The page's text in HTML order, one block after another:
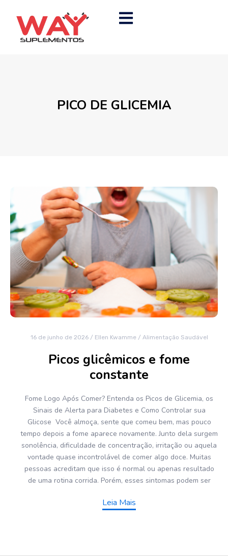
PICO DE GLICEMIA
16 de junho de 2026 / Ellen Kwamme / Alimentação Saudável
Picos glicêmicos e fome
constante
Fome Logo Após Comer? Entenda os Picos de Glicemia, os
Sinais de Alerta para Diabetes e Como Controlar sua
Glicose Você almoça, sente que comeu bem, mas pouco
tempo depois a fome aparece novamente. Junto dela surgem
sonolência, dificuldade de concentração, irritação ou aquela
vontade quase incontrolável de comer algo doce. Muitas
pessoas acreditam que isso é normal ou apenas resultado
de uma rotina corrida. Porém, esses sintomas podem ser
Leia Mais